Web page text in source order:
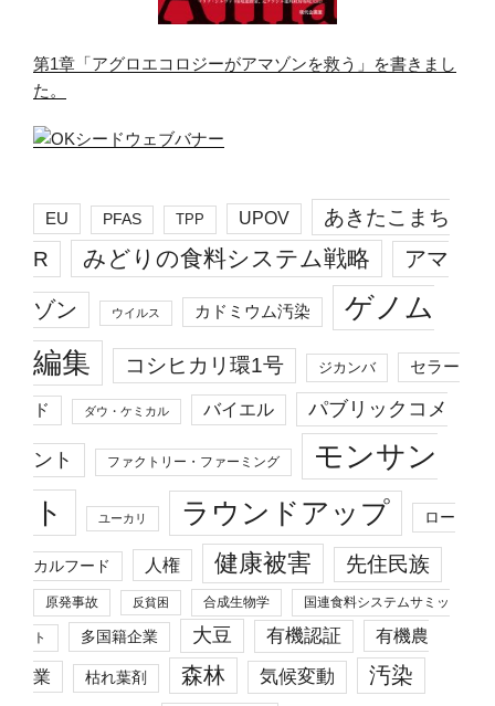
第1章「アグロエコロジーがアマゾンを救う」を書きまし
た。
EU PFAS TPP UPOV
あきたこまち
R
みどりの食料システム戦略 アマ
ゾン ウイルス カドミウム汚染
ゲノム
編集
コシヒカリ環1号 ジカンバ セラー
ド ダウ・ケミカル バイエル パブリックコメ
ント ファクトリー・ファーミング
モンサン
ト
ユーカリ ラウンドアップ ロー
カルフード 人権 健康被害 先住民族
原発事故 反貧困 合成生物学 国連食料システムサミッ
ト 多国籍企業 大豆 有機認証 有機農
業 枯れ葉剤 森林 気候変動 汚染